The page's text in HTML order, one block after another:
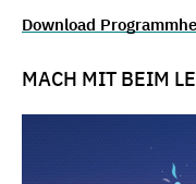
Download
MACH MIT BEIM